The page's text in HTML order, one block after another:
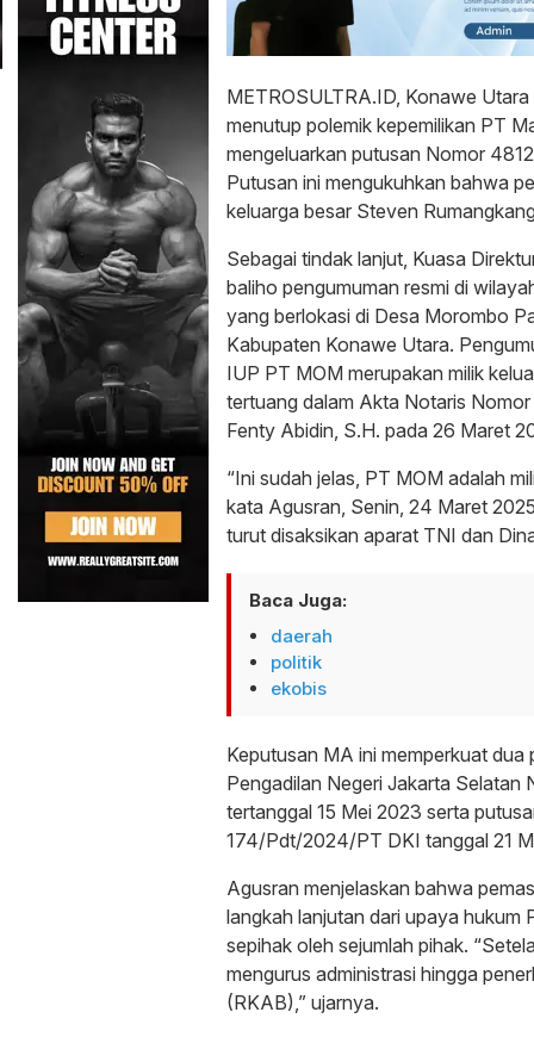
METROSULTRA.ID, Konawe
menutup polemik kepemilikan PT
mengeluarkan putusan Nomor
Putusan ini mengukuhkan bahwa
keluarga besar Steven
Sebagai tindak lanjut, Kuasa
baliho pengumuman resmi di
yang berlokasi di Desa Morombo
Kabupaten Konawe Utara.
IUP PT MOM merupakan milik
tertuang dalam Akta Notaris
Fenty Abidin, S.H. pada 26 Maret
“Ini sudah jelas, PT MOM adalah
kata Agusran, Senin, 24 Maret
turut disaksikan aparat TNI dan
Baca Juga:
daerah
politik
ekobis
Keputusan MA ini memperkuat
Pengadilan Negeri Jakarta
tertanggal 15 Mei 2023 serta
174/Pdt/2024/PT DKI tanggal 21
Agusran menjelaskan bahwa
langkah lanjutan dari upaya hukum
sepihak oleh sejumlah pihak.
mengurus administrasi hingga
(RKAB),” ujarnya.